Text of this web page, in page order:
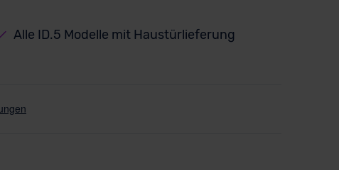
Alle ID.5 Modelle mit Haustürlieferung